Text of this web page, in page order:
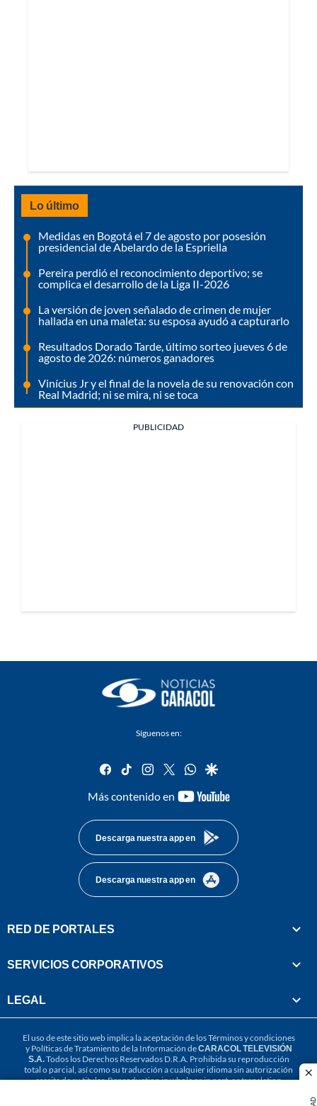
Lo último
Medidas en Bogotá el 7 de agosto por posesión
presidencial de Abelardo de la Espriella
Pereira perdió el reconocimiento deportivo; se
complica el desarrollo de la Liga II-2026
La versión de joven señalado de crimen de mujer
hallada en una maleta: su esposa ayudó a capturarlo
Resultados Dorado Tarde, último sorteo jueves 6 de
agosto de 2026: números ganadores
Vinícius Jr y el final de la novela de su renovación con
Real Madrid; ni se mira, ni se toca
PUBLICIDAD
Síguenos en:
facebook
tiktok instagram
twitterwhatsapp
google
Más contenido en
youtube-
Descarga nuestra app en
Descarga nuestra app en
RED DE PORTALES
SERVICIOS CORPORATIVOS
LEGAL
El uso de este sitio web implica la aceptación de losTérminos y condiciones
y Políticas de Tratamiento de la Información deCARACOL TELEVISIÓN
S.A.Todos los Derechos Reservados D.R.A. Prohibida su reproducción
total o parcial, así como su traducción a cualquier idioma sin autorización
escrita de su titular. Reproduction in whole or in part, or translation